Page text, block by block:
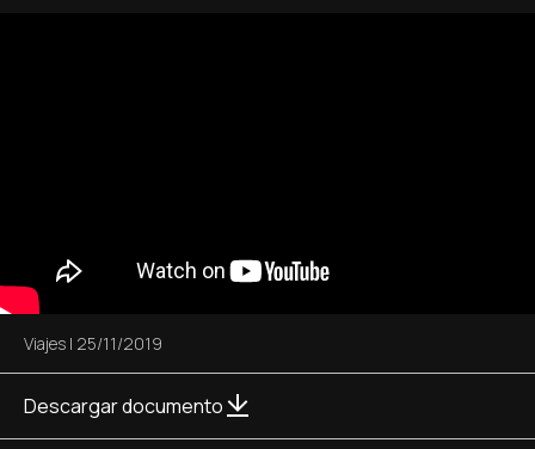
Viajes | 25/11/2019
Descargar documento